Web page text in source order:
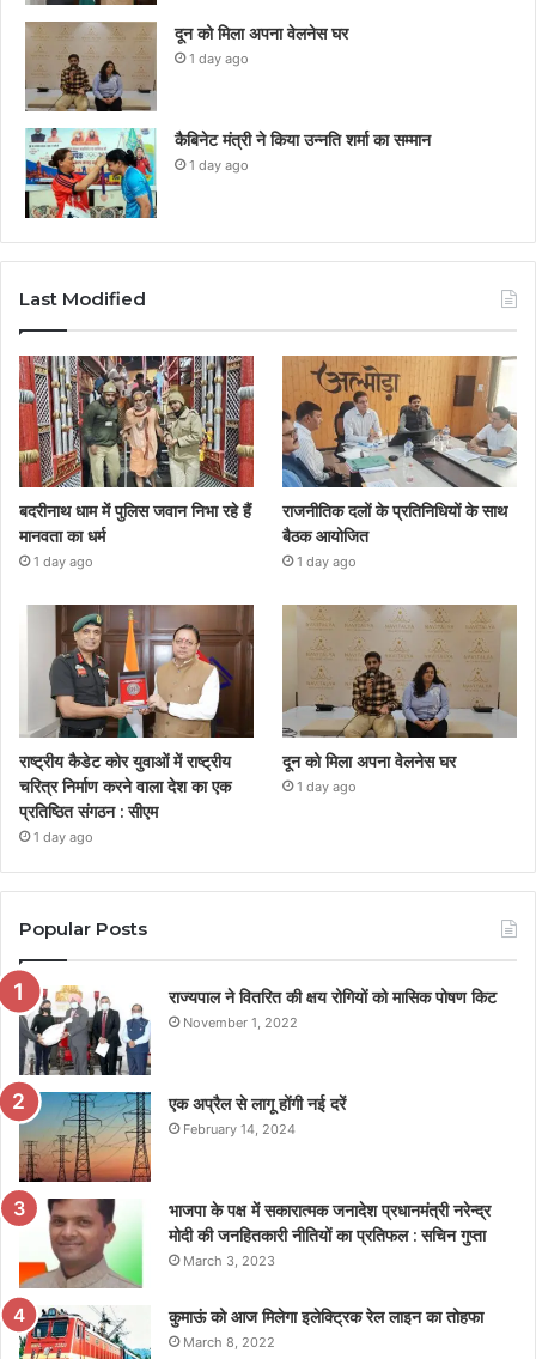
दून को मिला अपना वेलनेस घर
1 day ago
कैबिनेट मंत्री ने किया उन्नति शर्मा का सम्मान
1 day ago
Last Modified
बदरीनाथ धाम में पुलिस जवान निभा रहे हैं
मानवता का धर्म
1 day ago
राजनीतिक दलों के प्रतिनिधियों के साथ
बैठक आयोजित
1 day ago
राष्ट्रीय कैडेट कोर युवाओं में राष्ट्रीय
चरित्र निर्माण करने वाला देश का एक
प्रतिष्ठित संगठन : सीएम
1 day ago
दून को मिला अपना वेलनेस घर
1 day ago
Popular Posts
राज्यपाल ने वितरित की क्षय रोगियों को मासिक पोषण किट
November 1, 2022
एक अप्रैल से लागू होंगी नई दरें
February 14, 2024
भाजपा के पक्ष में सकारात्मक जनादेश प्रधानमंत्री नरेन्द्र
मोदी की जनहितकारी नीतियों का प्रतिफल : सचिन गुप्ता
March 3, 2023
कुमाऊं को आज मिलेगा इलेक्ट्रिक रेल लाइन का तोहफा
March 8, 2022